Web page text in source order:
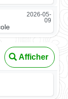
2026-05-
09
Afficher